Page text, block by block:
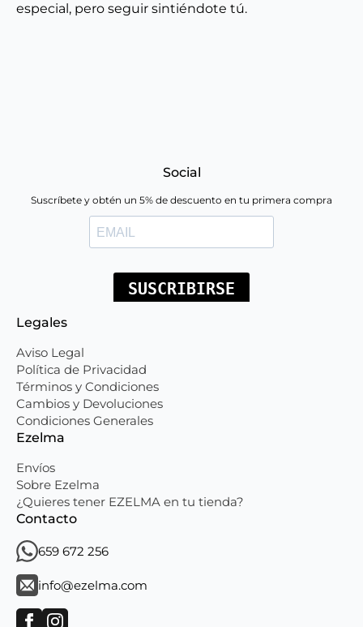
especial, pero seguir sintiéndote tú.
Social
Suscríbete y obtén un 5% de descuento en tu primera compra
Legales
Aviso Legal
Política de Privacidad
Términos y Condiciones
Cambios y Devoluciones
Condiciones Generales
Ezelma
Envíos
Sobre Ezelma
¿Quieres tener EZELMA en tu tienda?
Contacto
659 672 256
info@ezelma.com